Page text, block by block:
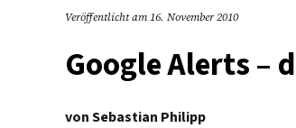
Veröffentlicht am16. November 2010
Google Alerts –
vonSebastian Philipp